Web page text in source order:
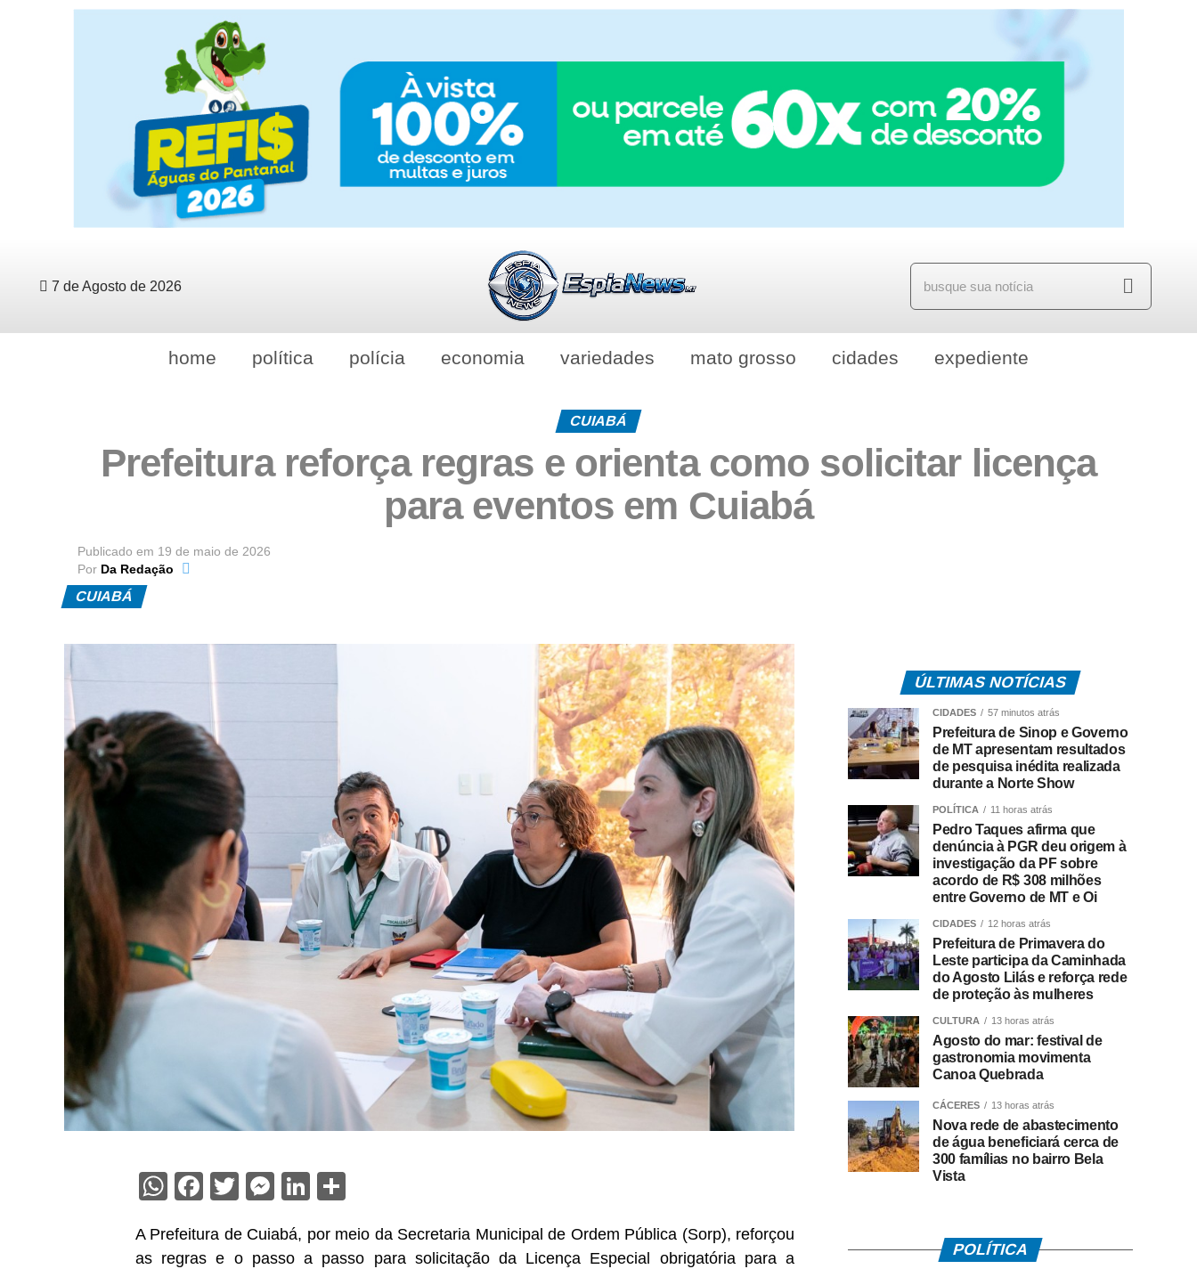
7 de Agosto de 2026
home política polícia economia variedades mato grosso cidades expediente
CUIABÁ
Prefeitura reforça regras e orienta como solicitar licença
para eventos em Cuiabá
Publicado em 19 de maio de 2026
Por Da Redação
CUIABÁ
WhatsApp
Facebook
Twitter
Messenger
LinkedIn
A Prefeitura de Cuiabá, por meio da Secretaria Municipal de Ordem Pública (Sorp), reforçou
as regras e o passo a passo para solicitação da Licença Especial obrigatória para a
ÚLTIMAS NOTÍCIAS
CIDADES 57 minutos atrás
Prefeitura de Sinop e Governo
de MT apresentam resultados
de pesquisa inédita realizada
durante a Norte Show
POLÍTICA 11 horas atrás
Pedro Taques afirma que
denúncia à PGR deu origem à
investigação da PF sobre
acordo de R$ 308 milhões
entre Governo de MT e Oi
CIDADES 12 horas atrás
Prefeitura de Primavera do
Leste participa da Caminhada
do Agosto Lilás e reforça rede
de proteção às mulheres
CULTURA 13 horas atrás
Agosto do mar: festival de
gastronomia movimenta
Canoa Quebrada
CÁCERES 13 horas atrás
Nova rede de abastecimento
de água beneficiará cerca de
300 famílias no bairro Bela
Vista
POLÍTICA